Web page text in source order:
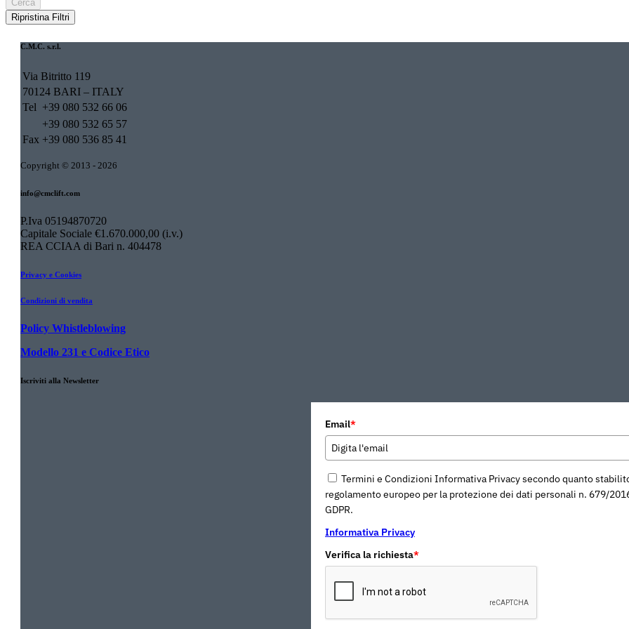
Cerca
Ripristina Filtri
C.M.C. s.r.l.
Via Bitritto 119
70124 BARI – ITALY
Tel +39 080 532 66 06
+39 080 532 65 57
Fax +39 080 536 85 41
Copyright © 2013 - 2026
info@cmclift.com
P.Iva 05194870720
Capitale Sociale €1.670.000,00 (i.v.)
REA CCIAA di Bari n. 404478
Privacy e Cookies
Condizioni di vendita
Policy Whistleblowing
Modello 231 e Codice Etico
Iscriviti alla Newsletter
Email*
Termini e Condizioni Informativa Privacy secondo quanto
regolamento europeo per la protezione dei dati personali n. 679/
GDPR.
Informativa Privacy
Verifica la richiesta*